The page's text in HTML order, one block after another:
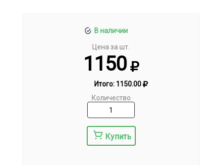
В наличии
Цена за шт.
1150
Итого: 1150.00
Количество
Купить